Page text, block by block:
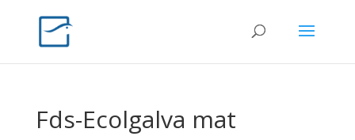
Fds-Ecolgalva mat